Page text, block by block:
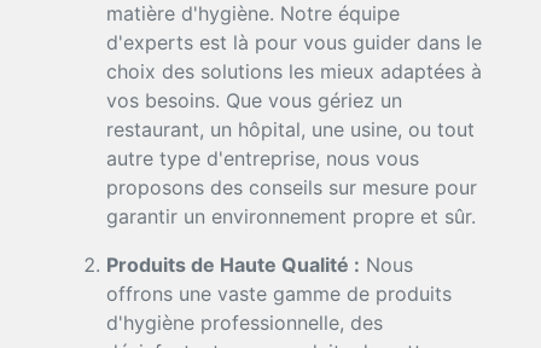
matière d'hygiène. Notre équipe
d'experts est là pour vous guider dans le
choix des solutions les mieux adaptées à
vos besoins. Que vous gériez un
restaurant, un hôpital, une usine, ou tout
autre type d'entreprise, nous vous
proposons des conseils sur mesure pour
garantir un environnement propre et sûr.
Produits de Haute Qualité : Nous
offrons une vaste gamme de produits
d'hygiène professionnelle, des